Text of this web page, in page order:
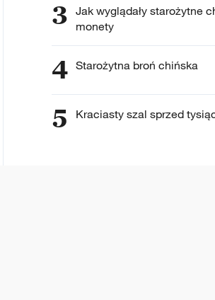
3 Jak wyglądały starożytne
monety
4 Starożytna broń chińska
5 Kraciasty szal sprzed